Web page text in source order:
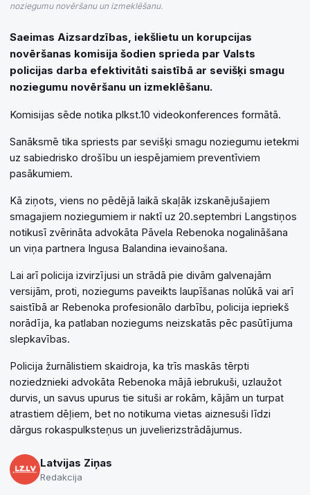
noziegumu novēršanu un izmeklēšanu.
Saeimas Aizsardzības, iekšlietu un korupcijas
novēršanas komisija šodien sprieda par Valsts
policijas darba efektivitāti saistībā ar sevišķi smagu
noziegumu novēršanu un izmeklēšanu.
Komisijas sēde notika plkst.10 videokonferences formātā.
Sanāksmē tika spriests par sevišķi smagu noziegumu ietekmi
uz sabiedrisko drošību un iespējamiem preventīviem
pasākumiem.
Kā ziņots, viens no pēdējā laikā skaļāk izskanējušajiem
smagajiem noziegumiem ir naktī uz 20.septembri Langstiņos
notikusī zvērināta advokāta Pāvela Rebenoka nogalināšana
un viņa partnera Ingusa Balandina ievainošana.
Lai arī policija izvirzījusi un strādā pie divām galvenajām
versijām, proti, noziegums paveikts laupīšanas nolūkā vai arī
saistībā ar Rebenoka profesionālo darbību, policija iepriekš
norādīja, ka patlaban noziegums neizskatās pēc pasūtījuma
slepkavības.
Policija žurnālistiem skaidroja, ka trīs maskās tērpti
noziedznieki advokāta Rebenoka mājā iebrukuši, uzlaužot
durvis, un savus upurus tie situši ar rokām, kājām un turpat
atrastiem dēļiem, bet no notikuma vietas aiznesuši līdzi
dārgus rokaspulksteņus un juvelierizstrādājumus.
Latvijas Ziņas
Redakcija